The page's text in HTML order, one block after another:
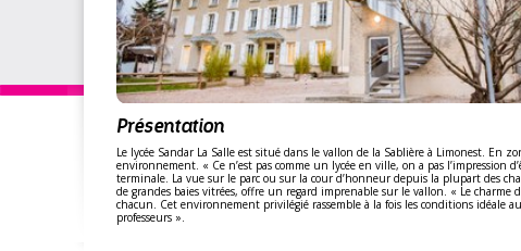
Présentation
Le lycée Sandar La Salle est situé dans le vallon de la Sablière à Limonest. En
environnement. « Ce n’est pas comme un lycée en ville, on a pas l’impression
terminale. La vue sur le parc ou sur la cour d’honneur depuis la plupart des
de grandes baies vitrées, offre un regard imprenable sur le vallon. « Le
chacun. Cet environnement privilégié rassemble à la fois les conditions idéale
professeurs ».